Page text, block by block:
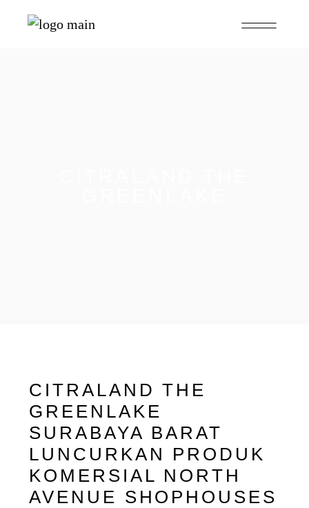
CITRALAND THE
GREENLAKE
SURABAYA BARAT
LUNCURKAN PRODUK
KOMERSIAL NORTH
AVENUE SHOPHOUSES